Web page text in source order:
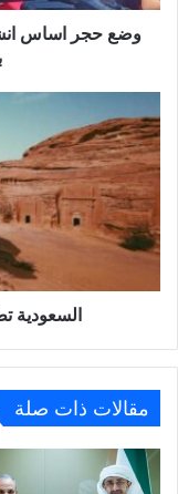
الف
تطلق
أول
متحف
طائر
في
العالم
السعودية
مقالات ذات صلة